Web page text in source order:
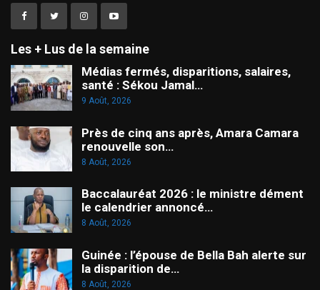
Les + Lus de la semaine
Médias fermés, disparitions, salaires,
santé : Sékou Jamal…
9 Août, 2026
Près de cinq ans après, Amara Camara
renouvelle son…
8 Août, 2026
Baccalauréat 2026 : le ministre dément
le calendrier annoncé…
8 Août, 2026
Guinée : l’épouse de Bella Bah alerte sur
la disparition de…
8 Août, 2026